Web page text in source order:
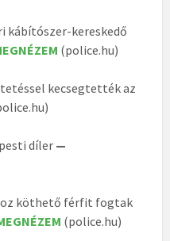
kábítószer-kereskedő
(police.hu)
kecsegtették az
díler —
köthető férfit fogtak
(police.hu)